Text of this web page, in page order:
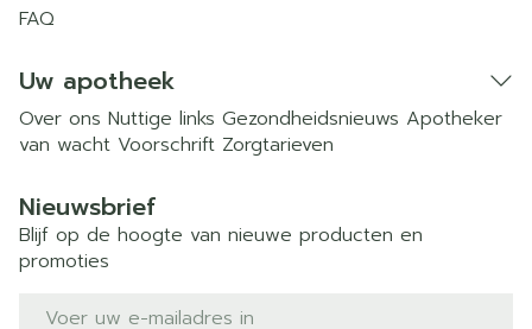
FAQ
Uw apotheek
Over ons Nuttige links Gezondheidsnieuws Apotheker
van wacht Voorschrift Zorgtarieven
Nieuwsbrief
Blijf op de hoogte van nieuwe producten en
promoties
E-mail adres